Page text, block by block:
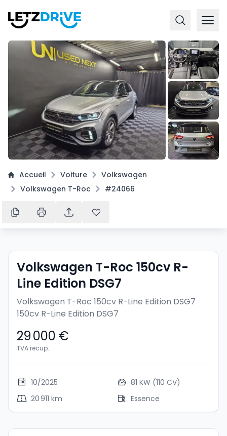
Accueil Voiture
Volkswagen
Volkswagen T-Roc
#24066
Volkswagen T-Roc 150cv R-
Line Edition DSG7
Volkswagen T-Roc 150cv R-Line Edition DSG7
150cv R-Line Edition DSG7
29 000 €
TVA recup.
10/2025
81 KW (110 CV)
20 911 km
Essence